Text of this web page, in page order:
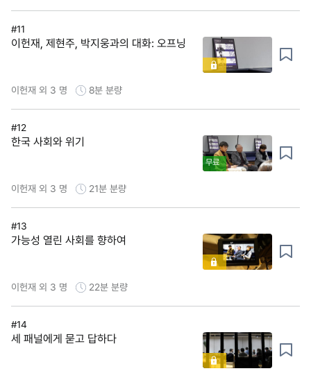
#11
이헌재, 제현주, 박지웅과의 대화: 오프닝
이헌재 외 3 명 8분 분량
#12
한국 사회와 위기
무료
이헌재 외 3 명 21분 분량
#13
가능성 열린 사회를 향하여
이헌재 외 3 명 22분 분량
#14
세 패널에게 묻고 답하다